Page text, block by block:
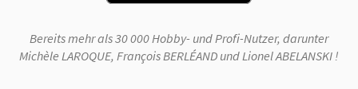
Bereits mehr als 30 000 Hobby- und Profi-Nutzer, darunter
Michèle LAROQUE, François BERLÉAND und Lionel ABELANSKI !